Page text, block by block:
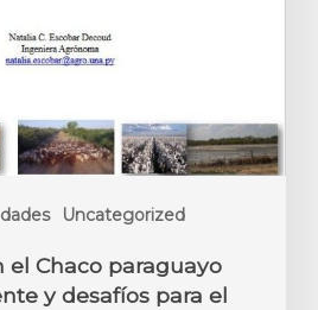
Uncategorized
el Chaco paraguayo
y desafíos para el